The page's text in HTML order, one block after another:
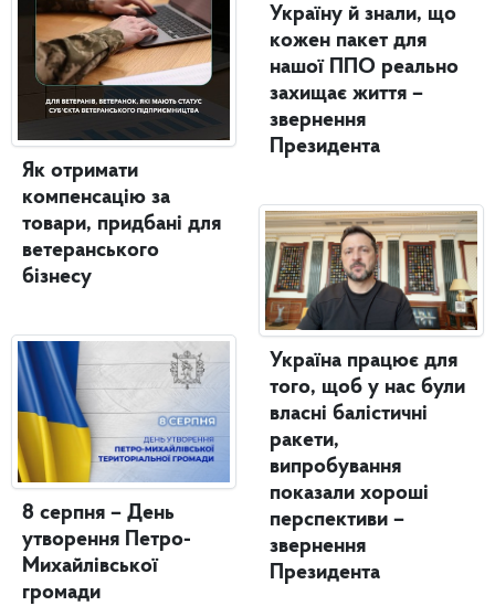
Як отримати
компенсацію за
товари, придбані для
ветеранського
бізнесу
8 серпня – День
утворення Петро-
Михайлівської
громади
Україну й знали, що
кожен пакет для
нашої ППО реально
захищає життя –
звернення
Президента
Україна працює для
того, щоб у нас були
власні балістичні
ракети,
випробування
показали хороші
перспективи –
звернення
Президента